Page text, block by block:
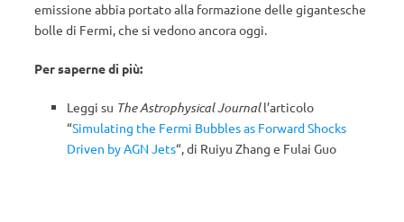
emissione abbia portato alla formazione delle gigantesche
bolle di Fermi, che si vedono ancora oggi.
Per saperne di più:
Leggi su The Astrophysical Journall’articolo
“Simulating the Fermi Bubbles as Forward Shocks
Driven by AGN Jets“, di Ruiyu Zhang e Fulai Guo